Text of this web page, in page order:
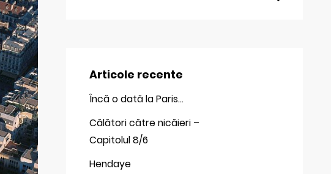
Articole recente
Încă o dată la Paris…
Călători către nicăieri –
Capitolul 8/6
Hendaye